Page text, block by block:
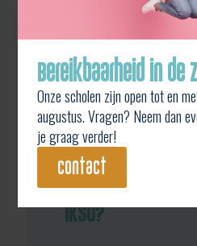
Wil je graag meer
IKSO?
Bereikbaarheid in
Onze scholen zijn open tot en
augustus. Vragen? Neem dan
je graag verder!
contact